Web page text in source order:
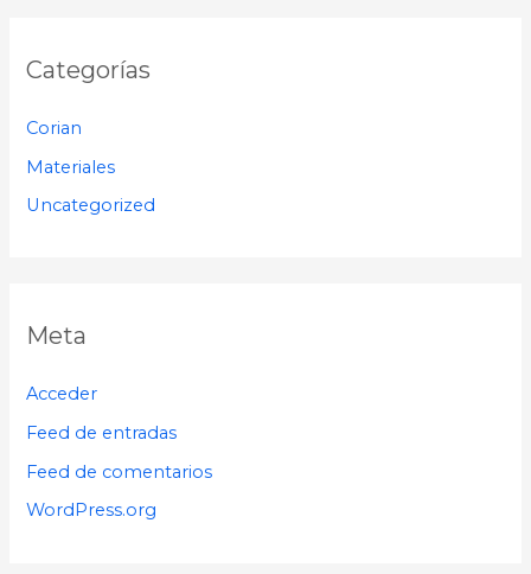
Categorías
Corian
Materiales
Uncategorized
Meta
Acceder
Feed de entradas
Feed de comentarios
WordPress.org